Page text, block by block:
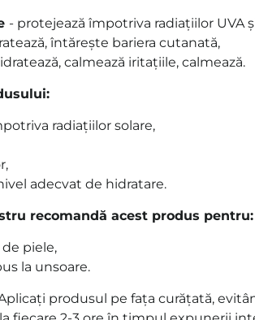
- protejează împotriva radiațiilor UVA
întărește bariera cutanată,
calmează iritațiile, calmează.
radiațiilor solare,
adecvat de hidratare.
recomandă acest produs pentru:
piele,
la unsoare.
produsul pe fața curățată,